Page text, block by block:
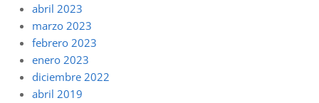
abril 2023
marzo 2023
febrero 2023
enero 2023
diciembre 2022
abril 2019